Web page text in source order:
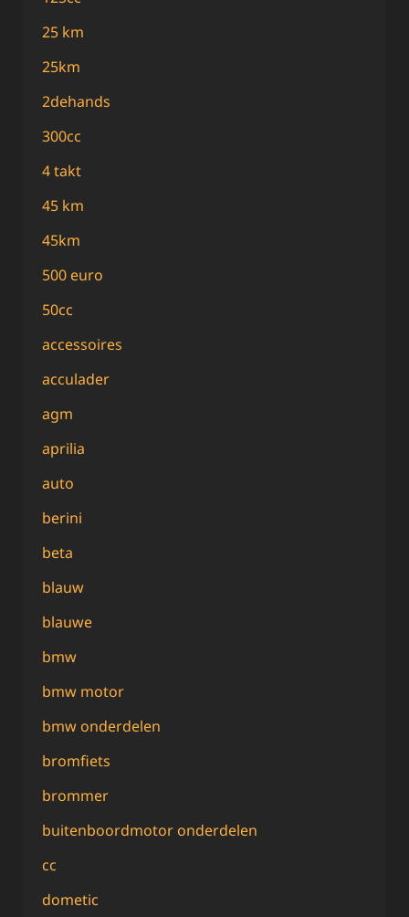
25 km
25km
2dehands
300cc
4 takt
45 km
45km
500 euro
50cc
accessoires
acculader
agm
aprilia
auto
berini
beta
blauw
blauwe
bmw
bmw motor
bmw onderdelen
bromfiets
brommer
buitenboordmotor onderdelen
cc
dometic